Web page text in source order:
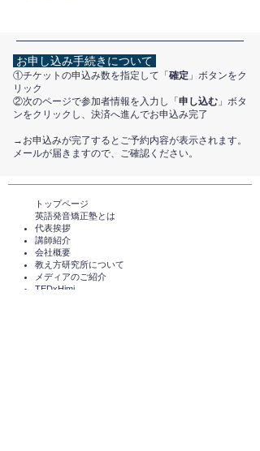
お申し込み手続きについて
①チケットの申込み数を指定して「 確定 」ボタンをク
リック
②次のページで参加者情報を入力し「 申し込む 」ボタ
ンをクリックし、決済へ進んでお申込み完了
​→お申込みが完了するとご予約内容が表示されます。
メールが届きますので、ご確認ください。
トップページ​
英語発音矯正塾とは
代表挨拶
講師紹介
​会社概要
​教え方研究所について
メディアのご紹介
TEDxHimi